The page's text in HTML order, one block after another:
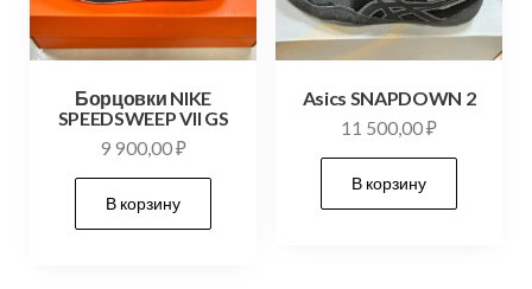
Борцовки NIKE
SPEEDSWEEP VII GS
9 900,00₽
В корзину
Asics SNAPDOWN 2
11 500,00₽
В корзину